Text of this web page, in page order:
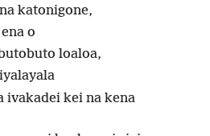
katonigone,
o
loaloa,
ivakadei kei na kena